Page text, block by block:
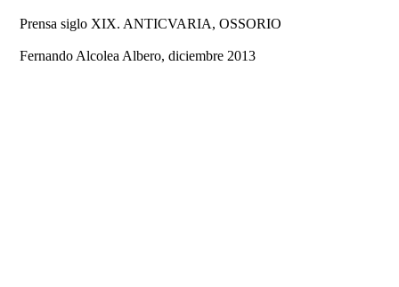
Prensa siglo XIX. ANTICVARIA, OSSORIO
Fernando Alcolea Albero, diciembre 2013